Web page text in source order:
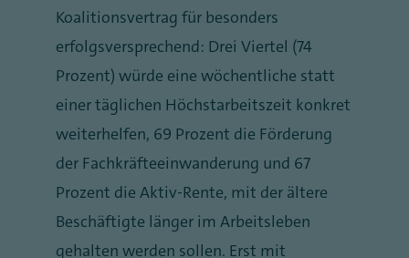
Koalitionsvertrag für besonders
erfolgsversprechend: Drei Viertel (74
Prozent) würde eine wöchentliche statt
einer täglichen Höchstarbeitszeit konkret
weiterhelfen, 69 Prozent die Förderung
der Fachkräfteeinwanderung und 67
Prozent die Aktiv-Rente, mit der ältere
Beschäftigte länger im Arbeitsleben
gehalten werden sollen. Erst mit